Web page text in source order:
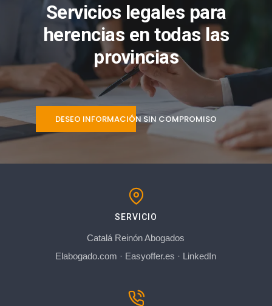
Servicios legales para
herencias en todas las
provincias
DESEO INFORMACIÓN SIN COMPROMISO
SERVICIO
Catalá Reinón Abogados
Elabogado.com · Easyoffer.es · LinkedIn